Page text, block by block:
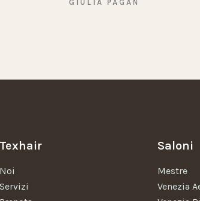
GIULIA PAGAN
Texhair
Noi
Servizi
Saloni
Mestre
Venezia